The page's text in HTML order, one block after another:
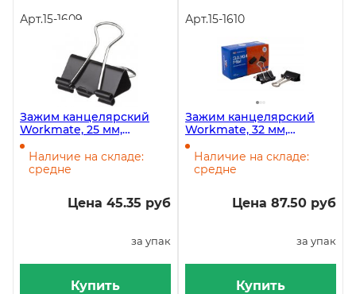
Арт.15-1609
Зажим канцелярский
Workmate, 25 мм,
чёрный, 12 штук в
упаковке
Наличие на складе:
средне
Цена 45.35 руб
за упак
Купить
Арт.15-1610
Зажим канцелярский
Workmate, 32 мм,
чёрный, 12 штук в
упаковке
Наличие на складе:
средне
Цена 87.50 руб
за упак
Купить